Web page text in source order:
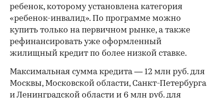
ребенок, которому установлена категория
«ребенок-инвалид». По программе можно
купить только на первичном рынке, а также
рефинансировать уже оформленный
жилищный кредит по более низкой ставке.
Максимальная сумма кредита — 12 млн руб. для
Москвы, Московской области, Санкт-Петербурга
и Ленинградской области и 6 млн руб. для